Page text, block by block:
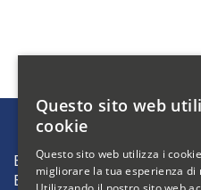
Bibliosuisse
Bleichemattstrasse 42
Questo sito web
cookie
Questo sito web utilizza i
migliorare la tua esperienza di